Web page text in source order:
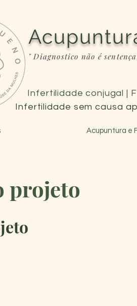
Infertilidade conjugal |
Infertilidade sem causa
" Diagnostico não é
Acupuntura e
projeto